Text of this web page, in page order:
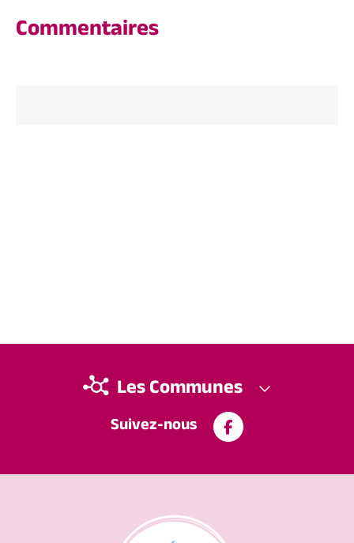
Commentaires
Suivez-nous
Les Communes